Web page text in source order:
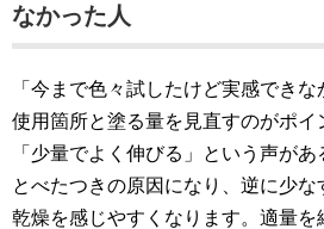
なかった人
「今まで色々試したけど実感できな
使用箇所と塗る量を見直すのがポイ
「少量でよく伸びる」という声が
とべたつきの原因になり、逆に少
乾燥を感じやすくなります。適量